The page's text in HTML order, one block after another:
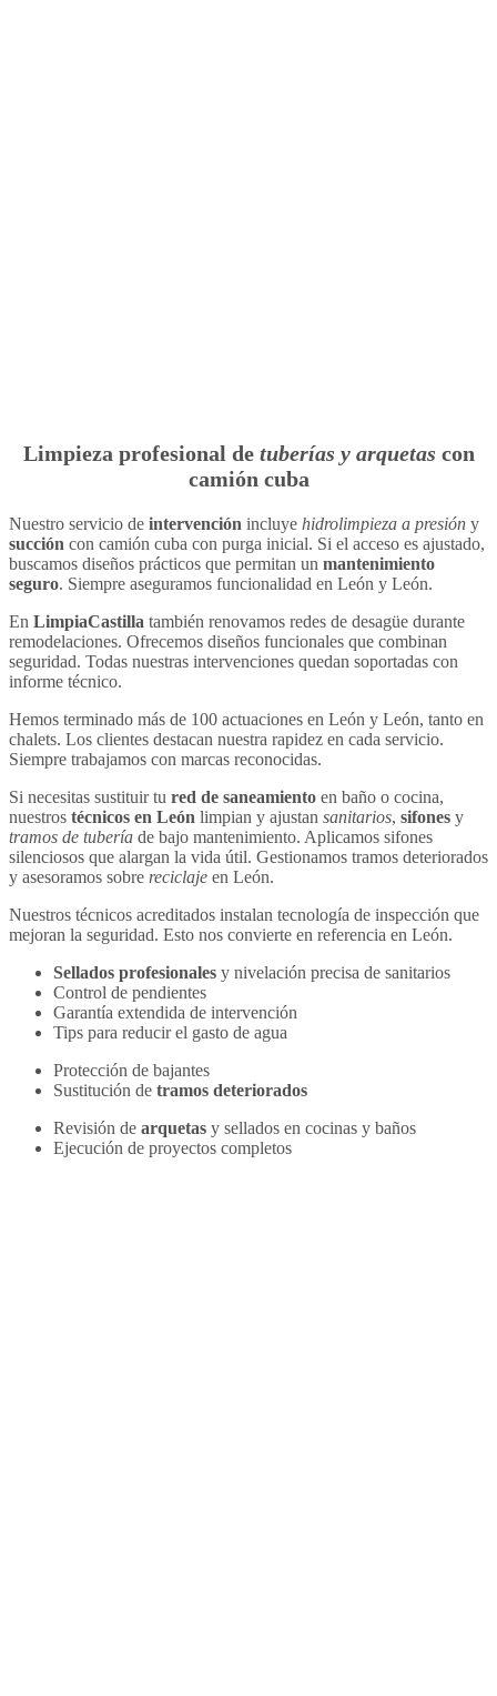
Limpieza profesional de tuberías y arquetas con
camión cuba
Nuestro servicio de intervención incluye hidrolimpieza a presión y
succión con camión cuba con purga inicial. Si el acceso es ajustado,
buscamos diseños prácticos que permitan un mantenimiento
seguro. Siempre aseguramos funcionalidad en León y León.
En LimpiaCastilla también renovamos redes de desagüe durante
remodelaciones. Ofrecemos diseños funcionales que combinan
seguridad. Todas nuestras intervenciones quedan soportadas con
informe técnico.
Hemos terminado más de 100 actuaciones en León y León, tanto en
chalets. Los clientes destacan nuestra rapidez en cada servicio.
Siempre trabajamos con marcas reconocidas.
Si necesitas sustituir tu red de saneamiento en baño o cocina,
nuestros técnicos en León limpian y ajustan sanitarios, sifones y
tramos de tubería de bajo mantenimiento. Aplicamos sifones
silenciosos que alargan la vida útil. Gestionamos tramos deteriorados
y asesoramos sobre reciclaje en León.
Nuestros técnicos acreditados instalan tecnología de inspección que
mejoran la seguridad. Esto nos convierte en referencia en León.
Sellados profesionales y nivelación precisa de sanitarios
Control de pendientes
Garantía extendida de intervención
Tips para reducir el gasto de agua
Protección de bajantes
Sustitución de tramos deteriorados
Revisión de arquetas y sellados en cocinas y baños
Ejecución de proyectos completos